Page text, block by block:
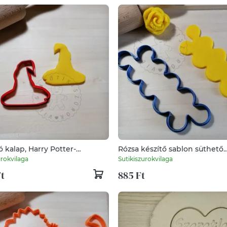
kalap, Harry Potter-
forma, sütipecsét.
mézeskalács, keksz kiszúró
Rózsa készítő sablon süthető
gyurma kiszúrók - polymerclay,
kiszúró, kellék
Sutikiszurokvilaga
885 Ft